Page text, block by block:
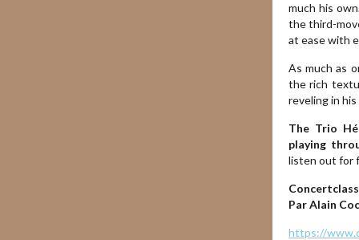
much his
the third-
at ease with
As much as
the rich
reveling in
The Trio
playing
listen out for
Par Alain
https://